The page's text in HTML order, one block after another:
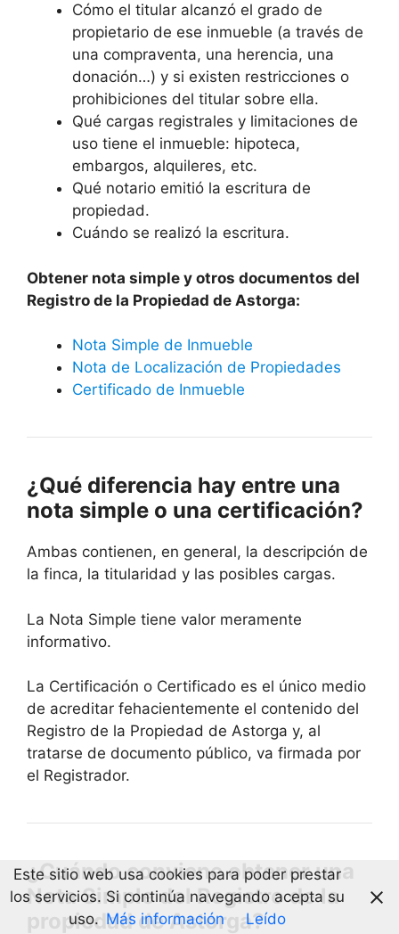
Cómo el titular alcanzó el grado de
propietario de ese inmueble (a través de
una compraventa, una herencia, una
donación…) y si existen restricciones o
prohibiciones del titular sobre ella.
Qué cargas registrales y limitaciones de
uso tiene el inmueble: hipoteca,
embargos, alquileres, etc.
Qué notario emitió la escritura de
propiedad.
Cuándo se realizó la escritura.
Obtener nota simple y otros documentos del
Registro de la Propiedad de Astorga:
Nota Simple de Inmueble
Nota de Localización de Propiedades
Certificado de Inmueble
¿Qué diferencia hay entre una
nota simple o una certificación?
Ambas contienen, en general, la descripción de
la finca, la titularidad y las posibles cargas.
La Nota Simple tiene valor meramente
informativo.
La Certificación o Certificado es el único medio
de acreditar fehacientemente el contenido del
Registro de la Propiedad de Astorga y, al
tratarse de documento público, va firmada por
el Registrador.
¿Cuándo conviene obtener una
Nota Simple del Registro de la
propiedad de Astorga?
Este sitio web usa cookies para poder prestar
los servicios. Si continúa navegando acepta su
uso. Más información Leído